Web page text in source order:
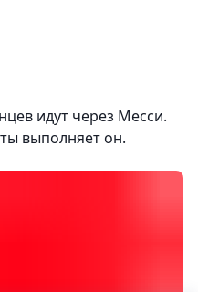
идут через Месси.
выполняет он.